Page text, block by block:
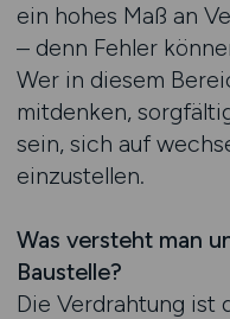
ein hohes Maß an
– denn Fehler
Wer in diesem
mitdenken,
sein, sich auf
einzustellen.
Was versteht man
Baustelle?
Die Verdrahtung ist